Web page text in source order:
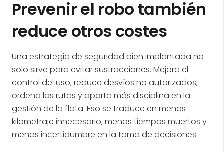
Prevenir el robo también
reduce otros costes
Una estrategia de seguridad bien implantada no
solo sirve para evitar sustracciones. Mejora el
control del uso, reduce desvíos no autorizados,
ordena las rutas y aporta más disciplina en la
gestión de la flota. Eso se traduce en menos
kilometraje innecesario, menos tiempos muertos y
menos incertidumbre en la toma de decisiones.